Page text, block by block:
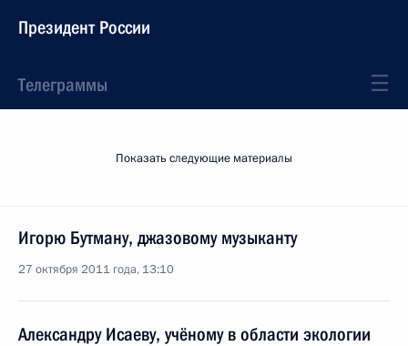
Президент России
Телеграммы
Показать следующие материалы
Игорю Бутману, джазовому музыканту
27 октября 2011 года, 13:10
Александру Исаеву, учёному в области экологии